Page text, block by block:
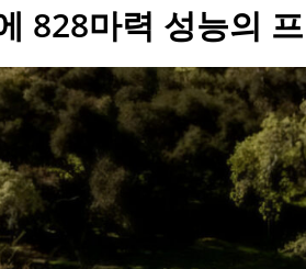
828마력 성능의